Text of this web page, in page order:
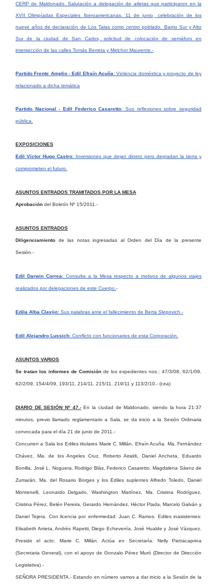
CERP de Maldonado. Salutación a delegación de atletas que participaron en la
XVII Olimpíadas Especiales Iberoamericanas. 11 de junio, celebración de los
nueve años de declaración de Los Talas como centro poblado. Barrio Sur y Alto
Sur de la ciudad de San Carlos, solicitud de colocación de semáforo en
intersección de las calles Tomás Berreta y Melchor Maurente.-
Partido Frente Amplio - Edil Efraín Acuña: Violencia doméstica y proyecto de ley
relacionado a dicha temática
Partido Nacional - Edil Federico Casaretto: Sus reflexiones sobre seguridad
pública.
EXPOSICIONES
Edil Víctor Hugo Castro: Inversiones que dejan dinero pero degradan la tierra y
comprometen el futuro.
ASUNTOS ENTRADOS TRAMITADOS POR LA MESA
Aprobación del Boletín Nº 15/2011.-
ASUNTOS ENTRADOS
Diligenciamiento de las notas ingresadas al Orden del Día de la presente
Sesión.-
Edil Darwin Correa:Consulta a la Mesa respecto a motivos de algunos viajes
realizados por delegaciones de este Cuerpo. -
Edila Alba Clavijo: Sus palabras ante el fallecimiento de Berta Slepovich.-
Edil Alejandro Lussich: Conflicto con funcionarios de esta Corporación.
ASUNTOS VARIOS
Se tratan los informes de Comisión de los expedientes nos.: 47/3/08, 62/1/09,
62/2/09, 154/4/09, 193/11, 214/11, 215/11, 219/11 y 113/2/10.- (cea)
DIARIO DE SESIÓN Nº 47.- En la ciudad de Maldonado, siendo la hora 21:37
minutos, previo llamado reglamentario a Sala, se da inicio a la Sesión Ordinaria
convocada para el día 21 de junio de 2011.-
Concurren a Sala los Ediles titulares Marie C. Millán, Efraín Acuña, Ma. Fernández
Chávez, Ma. de los Angeles Cruz, Roberto Airaldi, Daniel Ancheta, Eduardo
Bonilla, José L. Noguera, Rodrigo Blás, Federico Casaretto, Magdalena Sáenz de
Zumarán, Ma. del Rosario Borges y los Ediles suplentes Alfredo Toledo, Daniel
Montenelli, Leonardo Delgado, Washington Martínez, Ma. Cristina Rodríguez,
Cristina Pérez, Belén Pereira, Gerardo Hernández, Héctor Plada, Marcelo Galván y
Daniel Tejera. Con licencia por enfermedad: Juan C. Ramos. Ediles inasistentes:
Elisabeth Arrieta, Andrés Rapetti, Diego Echeverría, José Hualde y José Vázquez.
Preside el acto: Marie C. Millán.Actúa en Secretaría: Nelly Pietracaprina
(Secretaria General), con el apoyo de Gonzalo Pérez Muró (Director de Dirección
Legislativa).-
SEÑORA PRESIDENTA.- Estando en número vamos a dar inicio a la Sesión de la